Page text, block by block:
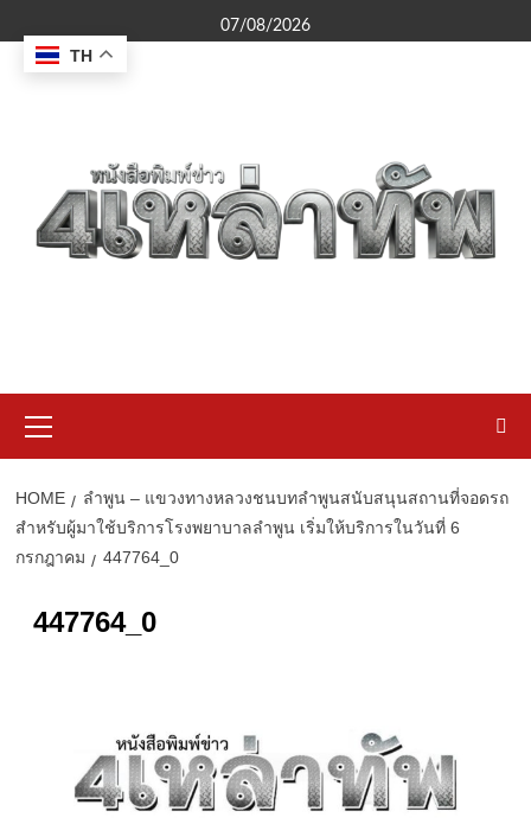
to
content
07/08/2026
Menu
HOME
ลำพูน – แขวงทางหลวงชนบทลำพูนสนับสนุนสถานที่จอดรถ
สำหรับผู้มาใช้บริการโรงพยาบาลลำพูน เริ่มให้บริการในวันที่ 6
กรกฎาคม
447764_0
447764_0
TH